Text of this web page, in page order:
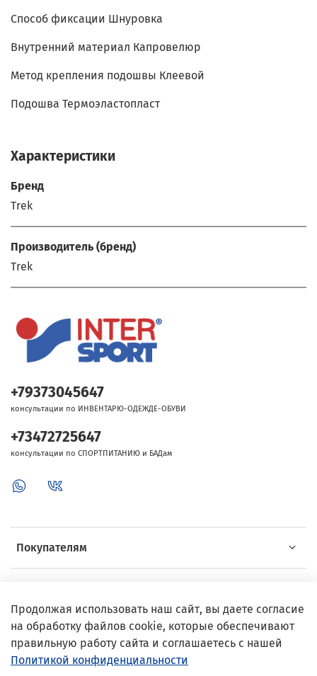
Способ фиксации Шнуровка
Внутренний материал Капровелюр
Метод крепления подошвы Клеевой
Подошва Термоэластопласт
Характеристики
Бренд
Trek
Производитель (бренд)
Trek
Покупателям
Выгодные предложения
+79373045647
консультации по ИНВЕНТАРЮ-ОДЕЖДЕ-ОБУВИ
+73472725647
консультации по СПОРТПИТАНИЮ и БАДам
Продолжая использовать наш сайт, вы даете согласие
на обработку файлов cookie, которые обеспечивают
правильную работу сайта и соглашаетесь с нашей
Политикой конфиденциальности